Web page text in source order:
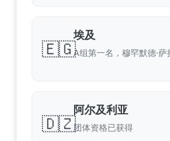
🇪🇬
埃及
A组第一名，穆罕默德·
🇩🇿
阿尔及利亚
团体资格已获得